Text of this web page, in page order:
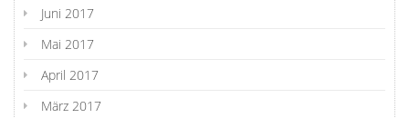
Juni 2017
Mai 2017
April 2017
März 2017